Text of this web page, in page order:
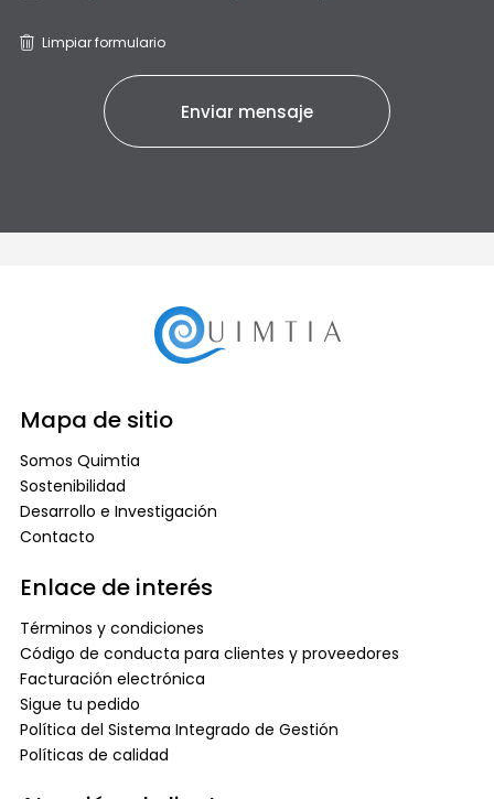
Limpiar formulario
Mapa de sitio
Somos Quimtia
Sostenibilidad
Desarrollo e Investigación
Contacto
Enlace de interés
Términos y condiciones
Código de conducta para clientes y proveedores
Facturación electrónica
Sigue tu pedido
Política del Sistema Integrado de Gestión
Políticas de calidad